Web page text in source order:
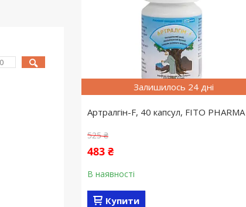
Залишилось 24 дні
Артралгін-F, 40 капсул, FITO PHARMA
525 ₴
483 ₴
В наявності
Купити